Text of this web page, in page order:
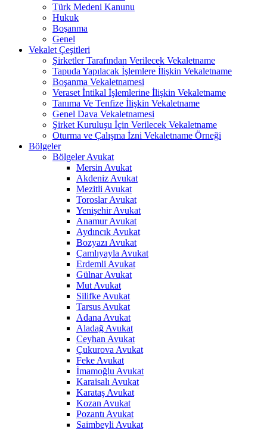
Türk Medeni Kanunu
Hukuk
Boşanma
Genel
Vekalet Çeşitleri
Şirketler Tarafından Verilecek Vekaletname
Tapuda Yapılacak İşlemlere İlişkin Vekaletname
Boşanma Vekaletnamesi
Veraset İntikal İşlemlerine İlişkin Vekaletname
Tanıma Ve Tenfize İlişkin Vekaletname
Genel Dava Vekaletnamesi
Şirket Kuruluşu İçin Verilecek Vekaletname
Oturma ve Çalışma İzni Vekaletname Örneği
Bölgeler
Bölgeler Avukat
Mersin Avukat
Akdeniz Avukat
Mezitli Avukat
Toroslar Avukat
Yenişehir Avukat
Anamur Avukat
Aydıncık Avukat
Bozyazı Avukat
Çamlıyayla Avukat
Erdemli Avukat
Gülnar Avukat
Mut Avukat
Silifke Avukat
Tarsus Avukat
Adana Avukat
Aladağ Avukat
Ceyhan Avukat
Çukurova Avukat
Feke Avukat
İmamoğlu Avukat
Karaisalı Avukat
Karataş Avukat
Kozan Avukat
Pozantı Avukat
Saimbeyli Avukat